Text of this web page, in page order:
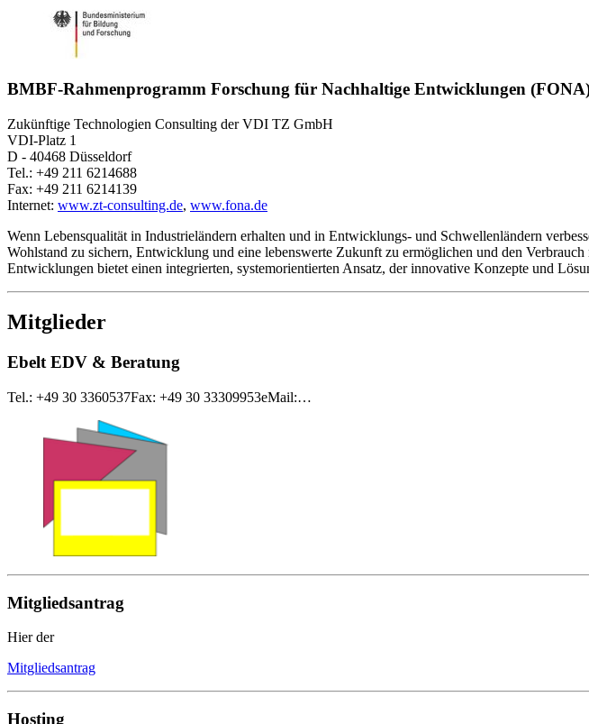
BMBF-Rahmenprogramm Forschung für Nachhaltige Entwicklungen
Zukünftige Technologien Consulting der VDI TZ GmbH
VDI-Platz 1
D - 40468 Düsseldorf
Tel.: +49 211 6214688
Fax: +49 211 6214139
Internet: www.zt-consulting.de, www.fona.de
Wenn Lebensqualität in Industrieländern erhalten und in Entwicklungs- und Schwellenländern
Wohlstand zu sichern, Entwicklung und eine lebenswerte Zukunft zu ermöglichen und den
Entwicklungen bietet einen integrierten, systemorientierten Ansatz, der innovative Konzepte und
Mitglieder
Ebelt EDV & Beratung
Tel.: +49 30 3360537Fax: +49 30 33309953eMail:…
Mitgliedsantrag
Hier der
Mitgliedsantrag
Hosting